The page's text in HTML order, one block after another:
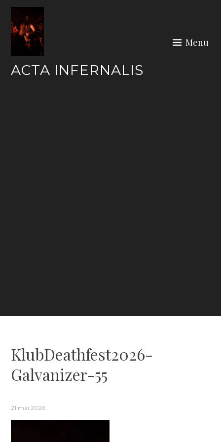
Skip
content
ACTA INFERNALIS
Menu
KlubDeathfest2026-
Galvanizer-55
21 mai 2026